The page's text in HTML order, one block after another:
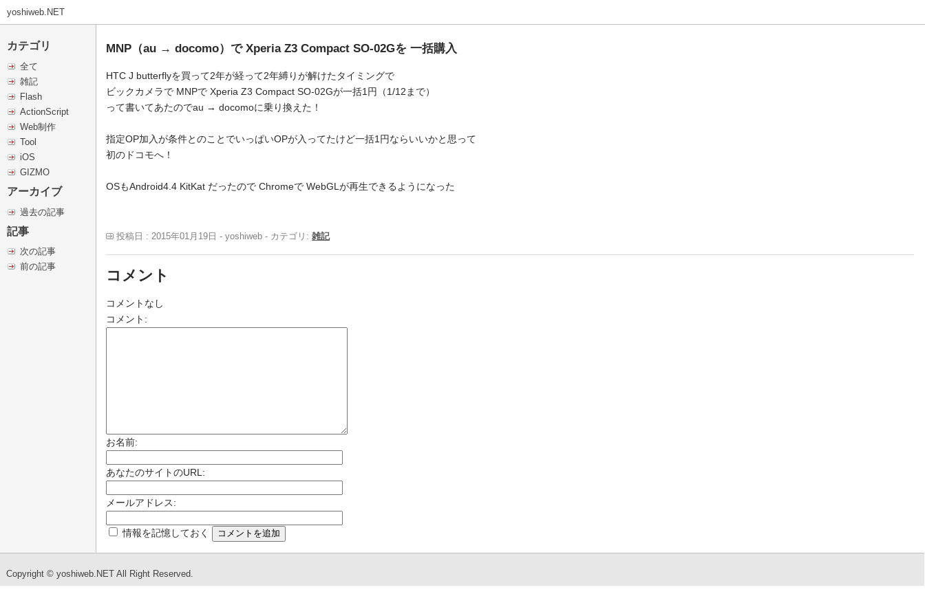
yoshiweb.NET
カテゴリ
全て
雑記
Flash
ActionScript
Web制作
Tool
iOS
GIZMO
アーカイブ
過去の記事
記事
次の記事
前の記事
MNP（au → docomo）で Xperia Z3 Compact SO-02Gを 一括購入
HTC J butterflyを買って2年が経って2年縛りが解けたタイミングで
ビックカメラで MNPで Xperia Z3 Compact SO-02Gが一括1円（1/12まで）
って書いてあたのでau → docomoに乗り換えた！
指定OP加入が条件とのことでいっぱいOPが入ってたけど一括1円ならいいかと思って
初のドコモへ！
OSもAndroid4.4 KitKat だったので Chromeで WebGLが再生できるようになった
投稿日 : 2015年01月19日 - yoshiweb - カテゴリ: 雑記
コメント
コメントなし
コメント:
お名前:
あなたのサイトのURL:
メールアドレス:
情報を記憶しておく
Copyright © yoshiweb.NET All Right Reserved.